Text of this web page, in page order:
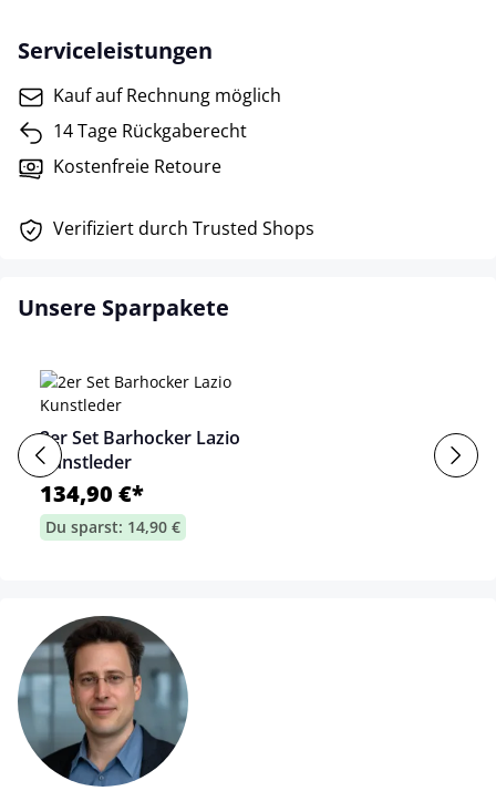
Serviceleistungen
Kauf auf Rechnung möglich
14 Tage Rückgaberecht
Kostenfreie Retoure
Verifiziert durch Trusted Shops
Unsere Sparpakete
2er Set Barhocker Lazio
Kunstleder
134,90 €*
Du sparst: 14,90 €